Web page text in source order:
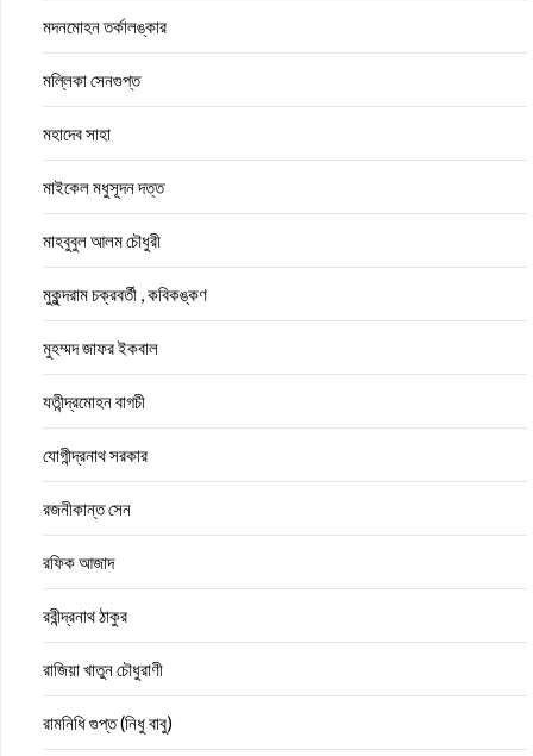
মদনমোহন তর্কালঙ্কার
মল্লিকা সেনগুপ্ত
মহাদেব সাহা
মাইকেল মধুসূদন দত্ত
মাহবুবুল আলম চৌধুরী
মুকুন্দরাম চক্রবর্তী , কবিকঙ্কণ
মুহম্মদ জাফর ইকবাল
যতীন্দ্রমোহন বাগচী
যোগীন্দ্রনাথ সরকার
রজনীকান্ত সেন
রফিক আজাদ
রবীন্দ্রনাথ ঠাকুর
রাজিয়া খাতুন চৌধুরাণী
রামনিধি গুপ্ত (নিধু বাবু)